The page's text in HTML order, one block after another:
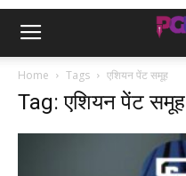
Home Tags एशियन पेंट समूह
Tag: एशियन पेंट समूह